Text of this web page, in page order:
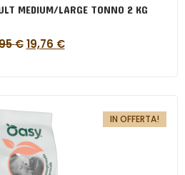
MEDIUM/LARGE TONNO 2 KG
€ 19,76 €
IN OFFERTA!